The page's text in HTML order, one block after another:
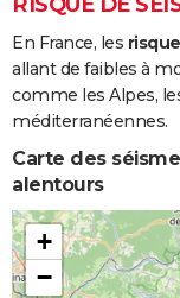
En France, les
allant de faibles à
comme les Alpes,
méditerranéennes.
Carte des
alentours
+
−